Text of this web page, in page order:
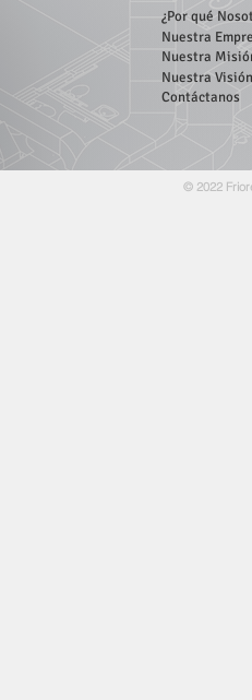
¿Por qué
Nuestra
Nuestra
Nuestra Visión
Contáctanos
© 2022